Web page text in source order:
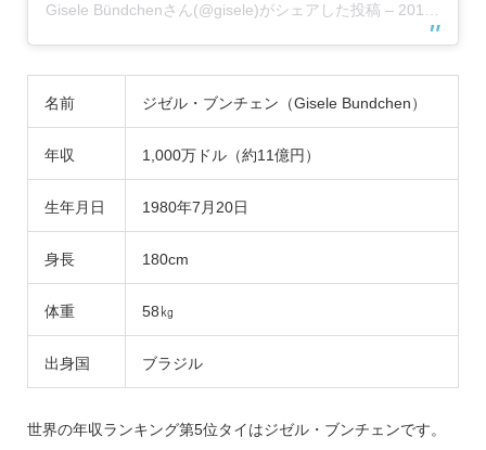
Gisele Bündchenさん(@gisele)がシェアした投稿 – 2019年 3月月7日午前4時54分PST
名前 ジゼル・ブンチェン（Gisele Bundchen）
年収 1,000万ドル（約11億円）
生年月日 1980年7月20日
身長 180cm
体重 58㎏
出身国 ブラジル
世界の年収ランキング第5位タイはジゼル・ブンチェンです。